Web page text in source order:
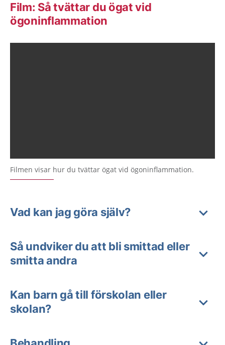
Film: Så tvättar du ögat vid
ögoninflammation
Filmen visar hur du tvättar ögat vid ögoninflammation.
Vad kan jag göra själv?
Så undviker du att bli smittad eller
smitta andra
Kan barn gå till förskolan eller
skolan?